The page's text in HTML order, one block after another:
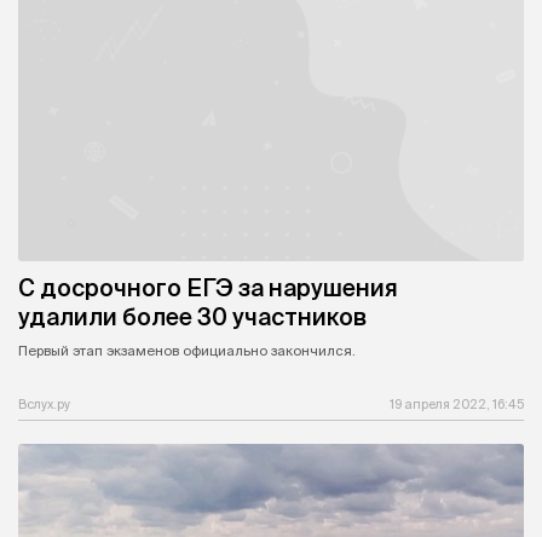
С досрочного ЕГЭ за нарушения
удалили более 30 участников
Первый этап экзаменов официально закончился.
Вслух.ру 19 апреля 2022, 16:45